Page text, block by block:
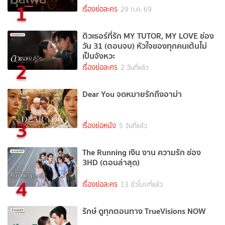
1 เรื่องย่อละคร 29 ก.ค. 69
2
ติวเธอร์ที่รัก MY TUTOR, MY LOVE ช่อง
วัน 31 (ตอนจบ) หัวใจของทุกคนเต้นไม่
เป็นจังหวะ
เรื่องย่อละคร 2 วันที่แล้ว
3
Dear You จดหมายรักถึงอาม่า
เรื่องย่อหนัง 5 วันที่แล้ว
4
The Running เงิน งาน ความรัก ช่อง
3HD (ตอนล่าสุด)
เรื่องย่อละคร 13 ชั่วโมงที่แล้ว
รักษ์ ดูทุกตอนทาง TrueVisions NOW